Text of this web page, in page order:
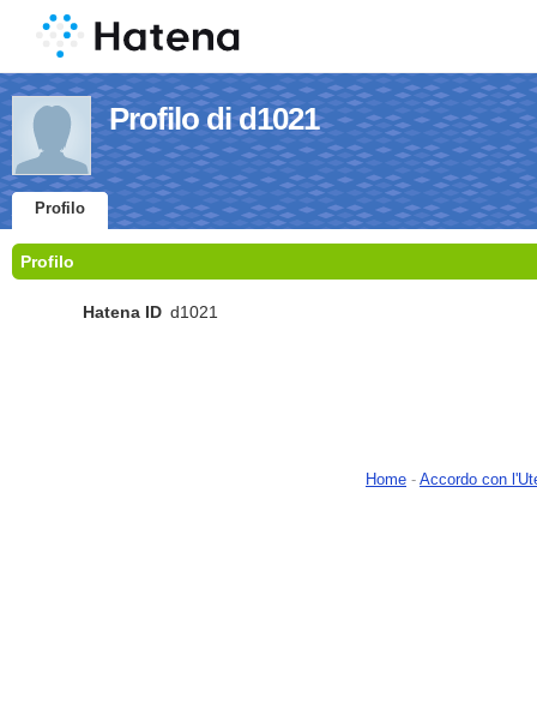
Profilo di d1021
Profilo
Profilo
Hatena ID d1021
Home - Accordo con